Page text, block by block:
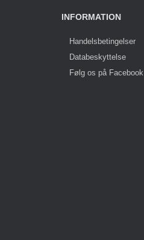
INFORMATION
Handelsbetingelser
Databeskyttelse
Følg os på Facebook